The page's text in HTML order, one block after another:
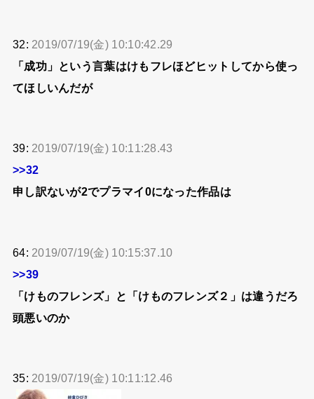
32: 2019/07/19(金) 10:10:42.29
「成功」という言葉はけもフレほどヒットしてから使っ
てほしいんだが
39: 2019/07/19(金) 10:11:28.43
>>32
申し訳ないが2でプラマイ0になった作品は
64: 2019/07/19(金) 10:15:37.10
>>39
「けものフレンズ」と「けものフレンズ２」は違うだろ
頭悪いのか
35: 2019/07/19(金) 10:11:12.46